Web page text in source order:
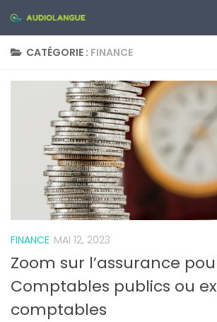
Skip to content
CATÉGORIE : FINANCE
FINANCE MAI 12, 2023
Zoom sur l’assurance
Comptables publics ou
comptables